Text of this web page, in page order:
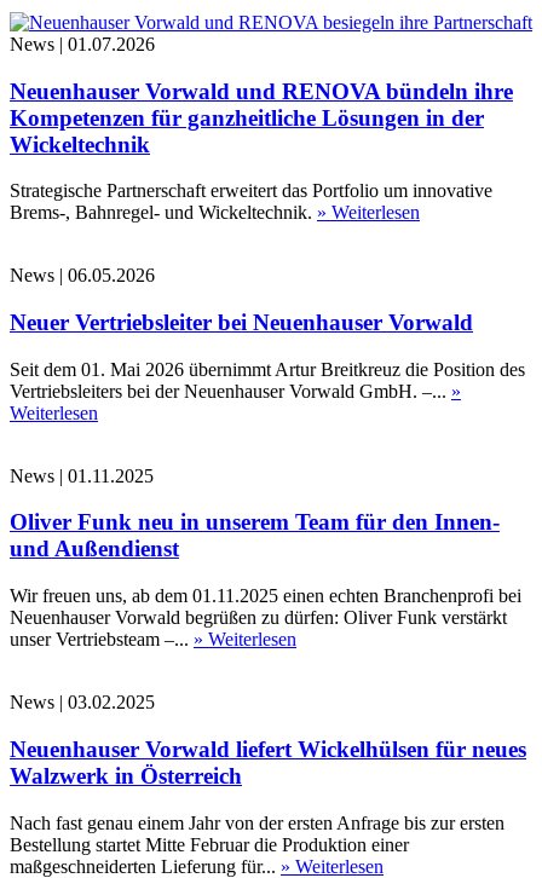
News | 01.07.2026
Neuenhauser Vorwald und RENOVA bündeln ihre
Kompetenzen für ganzheitliche Lösungen in der
Wickeltechnik
Strategische Partnerschaft erweitert das Portfolio um innovative
Brems-, Bahnregel- und Wickeltechnik. » Weiterlesen
News | 06.05.2026
Neuer Vertriebsleiter bei Neuenhauser Vorwald
Seit dem 01. Mai 2026 übernimmt Artur Breitkreuz die Position des
Vertriebsleiters bei der Neuenhauser Vorwald GmbH. –... »
Weiterlesen
News | 01.11.2025
Oliver Funk neu in unserem Team für den Innen-
und Außendienst
Wir freuen uns, ab dem 01.11.2025 einen echten Branchenprofi bei
Neuenhauser Vorwald begrüßen zu dürfen: Oliver Funk verstärkt
unser Vertriebsteam –... » Weiterlesen
News | 03.02.2025
Neuenhauser Vorwald liefert Wickelhülsen für neues
Walzwerk in Österreich
Nach fast genau einem Jahr von der ersten Anfrage bis zur ersten
Bestellung startet Mitte Februar die Produktion einer
maßgeschneiderten Lieferung für... » Weiterlesen